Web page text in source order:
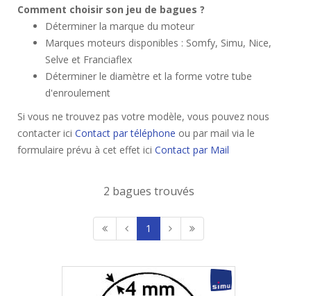
Comment choisir son jeu de bagues ?
Déterminer la marque du moteur
Marques moteurs disponibles : Somfy, Simu, Nice,
Selve et Franciaflex
Déterminer le diamètre et la forme votre tube
d'enroulement
Si vous ne trouvez pas votre modèle, vous pouvez nous
contacter ici Contact par téléphone ou par mail via le
formulaire prévu à cet effet ici Contact par Mail
2 bagues trouvés
1